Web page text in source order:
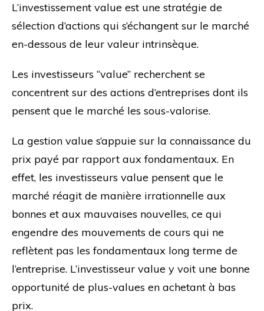
L’investissement value est une stratégie de
sélection d’actions qui s’échangent sur le marché
en-dessous de leur valeur intrinsèque.
Les investisseurs “value” recherchent se
concentrent sur des actions d’entreprises dont ils
pensent que le marché les sous-valorise.
La gestion value s’appuie sur la connaissance du
prix payé par rapport aux fondamentaux. En
effet, les investisseurs value pensent que le
marché réagit de manière irrationnelle aux
bonnes et aux mauvaises nouvelles, ce qui
engendre des mouvements de cours qui ne
reflètent pas les fondamentaux long terme de
l’entreprise. L’investisseur value y voit une bonne
opportunité de plus-values en achetant à bas
prix.